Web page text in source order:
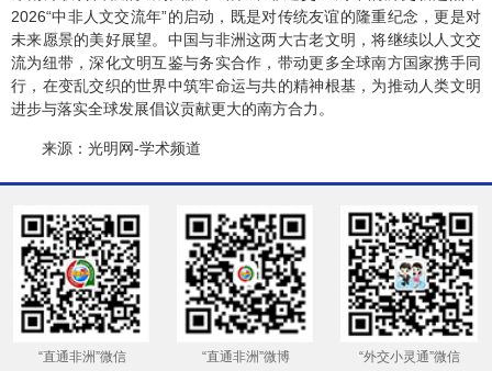
2026“中非人文交流年”的启动，既是对传统友谊的隆重纪念，更是对
未来愿景的美好展望。中国与非洲这两大古老文明，将继续以人文交
流为纽带，深化文明互鉴与务实合作，带动更多全球南方国家携手同
行，在变乱交织的世界中筑牢命运与共的精神根基，为推动人类文明
进步与落实全球发展倡议贡献更大的南方合力。
来源：光明网-学术频道
“直通非洲”微信 “直通非洲”微博 “外交小灵通”微信